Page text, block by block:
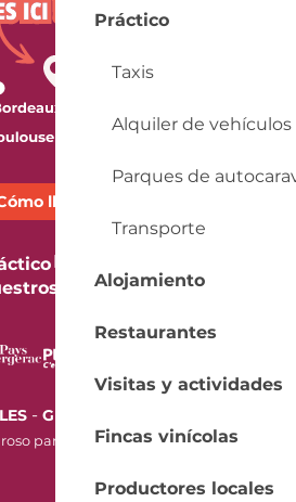
Práctico
Taxis
Alquiler de vehículos
Parques de
Transporte
Alojamiento
Restaurantes
Visitas y actividades
Fincas vinícolas
Productores locales
llegar?
folletos
- GESTION DES COOKIES
para la salud. Beba con moderación.